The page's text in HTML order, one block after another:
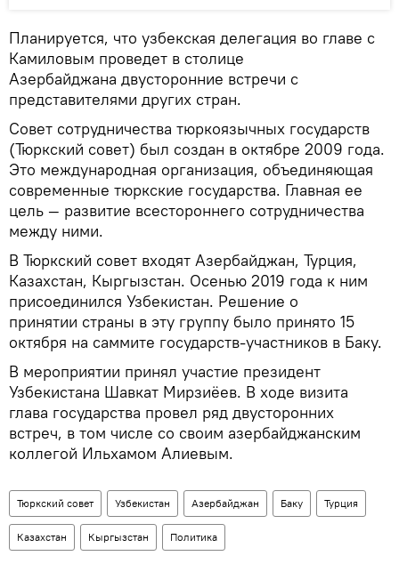
Планируется, что узбекская делегация во главе с
Камиловым проведет в столице
Азербайджана двусторонние встречи с
представителями других стран.
Совет сотрудничества тюркоязычных государств
(Тюркский совет) был создан в октябре 2009 года.
Это международная организация, объединяющая
современные тюркские государства. Главная ее
цель — развитие всестороннего сотрудничества
между ними.
В Тюркский совет входят Азербайджан, Турция,
Казахстан, Кыргызстан. Осенью 2019 года к ним
присоединился Узбекистан. Решение о
принятии страны в эту группу было принято 15
октября на саммите государств-участников в Баку.
В мероприятии принял участие президент
Узбекистана Шавкат Мирзиёев. В ходе визита
глава государства провел ряд двусторонних
встреч, в том числе со своим азербайджанским
коллегой Ильхамом Алиевым.
Тюркский совет Узбекистан Азербайджан Баку Турция
Казахстан Кыргызстан Политика